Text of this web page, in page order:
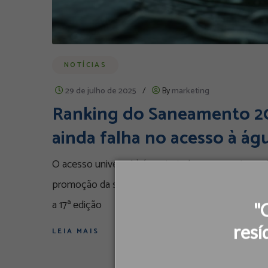
NOTÍCIAS
29 de julho de 2025 / Bymarketing
Ranking do Saneamento
ainda falha no acesso à
O acesso universal à água tratada e ao esgoto
promoção da saúde, dignidade e justiça
a 17ª edição
LEIA MAIS